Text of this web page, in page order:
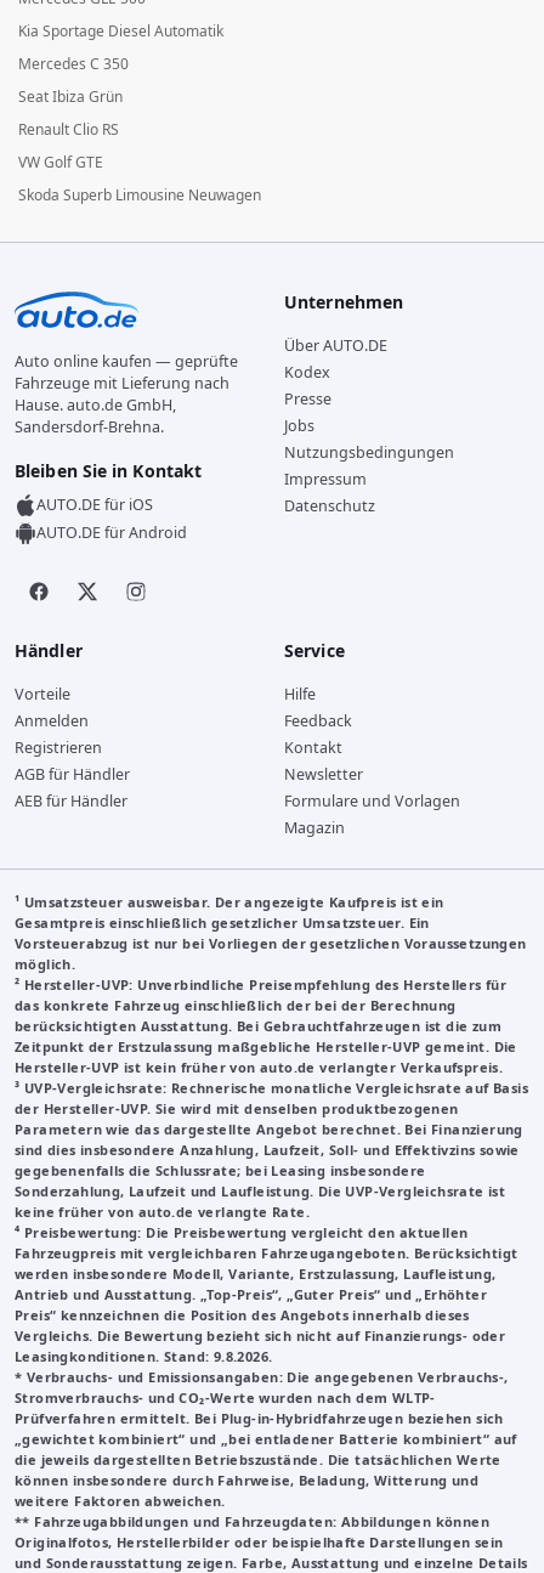
Kia Sportage Diesel Automatik
Mercedes C 350
Seat Ibiza Grün
Renault Clio RS
VW Golf GTE
Skoda Superb Limousine Neuwagen
Auto online kaufen — geprüfte
Fahrzeuge mit Lieferung nach
Hause. auto.de GmbH,
Sandersdorf-Brehna.
Bleiben Sie in Kontakt
AUTO.DE für iOS
AUTO.DE für Android
Unternehmen
Über AUTO.DE
Kodex
Presse
Jobs
Nutzungsbedingungen
Impressum
Datenschutz
Händler
Vorteile
Anmelden
Registrieren
AGB für Händler
AEB für Händler
Service
Hilfe
Feedback
Kontakt
Newsletter
Formulare und Vorlagen
Magazin
¹ Umsatzsteuer ausweisbar. Der angezeigte Kaufpreis ist ein
Gesamtpreis einschließlich gesetzlicher Umsatzsteuer. Ein
Vorsteuerabzug ist nur bei Vorliegen der gesetzlichen Voraussetzungen
möglich.
² Hersteller-UVP: Unverbindliche Preisempfehlung des Herstellers für
das konkrete Fahrzeug einschließlich der bei der Berechnung
berücksichtigten Ausstattung. Bei Gebrauchtfahrzeugen ist die zum
Zeitpunkt der Erstzulassung maßgebliche Hersteller-UVP gemeint. Die
Hersteller-UVP ist kein früher von auto.de verlangter Verkaufspreis.
³ UVP-Vergleichsrate: Rechnerische monatliche Vergleichsrate auf Basis
der Hersteller-UVP. Sie wird mit denselben produktbezogenen
Parametern wie das dargestellte Angebot berechnet. Bei Finanzierung
sind dies insbesondere Anzahlung, Laufzeit, Soll- und Effektivzins sowie
gegebenenfalls die Schlussrate; bei Leasing insbesondere
Sonderzahlung, Laufzeit und Laufleistung. Die UVP-Vergleichsrate ist
keine früher von auto.de verlangte Rate.
⁴ Preisbewertung: Die Preisbewertung vergleicht den aktuellen
Fahrzeugpreis mit vergleichbaren Fahrzeugangeboten. Berücksichtigt
werden insbesondere Modell, Variante, Erstzulassung, Laufleistung,
Antrieb und Ausstattung. „Top-Preis“, „Guter Preis“ und „Erhöhter
Preis“ kennzeichnen die Position des Angebots innerhalb dieses
Vergleichs. Die Bewertung bezieht sich nicht auf Finanzierungs- oder
Leasingkonditionen. Stand: 9.8.2026.
* Verbrauchs- und Emissionsangaben: Die angegebenen Verbrauchs-,
Stromverbrauchs- und CO₂-Werte wurden nach dem WLTP-
Prüfverfahren ermittelt. Bei Plug-in-Hybridfahrzeugen beziehen sich
„gewichtet kombiniert“ und „bei entladener Batterie kombiniert“ auf
die jeweils dargestellten Betriebszustände. Die tatsächlichen Werte
können insbesondere durch Fahrweise, Beladung, Witterung und
weitere Faktoren abweichen.
** Fahrzeugabbildungen und Fahrzeugdaten: Abbildungen können
Originalfotos, Herstellerbilder oder beispielhafte Darstellungen sein
und Sonderausstattung zeigen. Farbe, Ausstattung und einzelne Details